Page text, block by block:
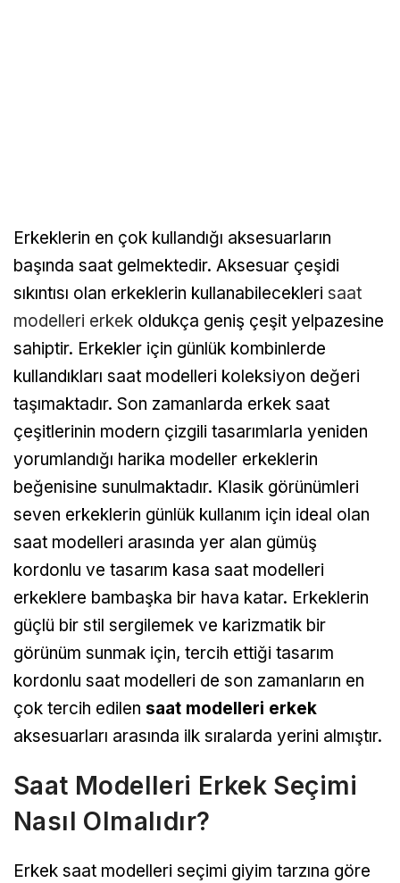
Erkeklerin en çok kullandığı aksesuarların
başında saat gelmektedir. Aksesuar çeşidi
sıkıntısı olan erkeklerin kullanabilecekleri saat
modelleri erkek oldukça geniş çeşit yelpazesine
sahiptir. Erkekler için günlük kombinlerde
kullandıkları saat modelleri koleksiyon değeri
taşımaktadır. Son zamanlarda erkek saat
çeşitlerinin modern çizgili tasarımlarla yeniden
yorumlandığı harika modeller erkeklerin
beğenisine sunulmaktadır. Klasik görünümleri
seven erkeklerin günlük kullanım için ideal olan
saat modelleri arasında yer alan gümüş
kordonlu ve tasarım kasa saat modelleri
erkeklere bambaşka bir hava katar. Erkeklerin
güçlü bir stil sergilemek ve karizmatik bir
görünüm sunmak için, tercih ettiği tasarım
kordonlu saat modelleri de son zamanların en
çok tercih edilen saat modelleri erkek
aksesuarları arasında ilk sıralarda yerini almıştır.
Saat Modelleri Erkek Seçimi
Nasıl Olmalıdır?
Erkek saat modelleri seçimi giyim tarzına göre